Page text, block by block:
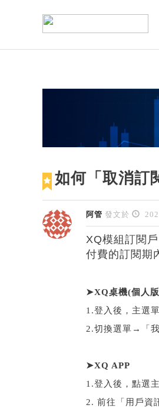
如何「取消訂
阿管 發文於
XQ模組訂閱
付費的訂閱期
➤XQ桌機(個人
1.登入後，主選
2.切換選單→「
➤XQ APP
1.登入後，點選
2. 前往「用戶資